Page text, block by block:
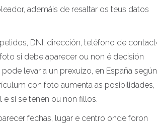
ademáis de resaltar os teus datos
DNI, dirección, teléfono de
si debe aparecer ou non é decisión
levar a un prexuizo, en España según
con foto aumenta as posibilidades,
e si se teñen ou non fillos.
fechas, lugar e centro onde foron